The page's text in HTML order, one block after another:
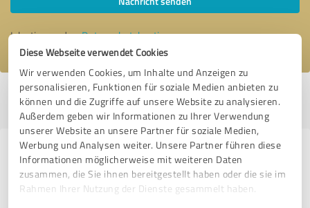
Diese Webseite verwendet Cookies
Wir verwenden Cookies, um Inhalte und Anzeigen zu
personalisieren, Funktionen für soziale Medien anbieten zu
können und die Zugriffe auf unsere Website zu analysieren.
Außerdem geben wir Informationen zu Ihrer Verwendung
unserer Website an unsere Partner für soziale Medien,
Werbung und Analysen weiter. Unsere Partner führen diese
Informationen möglicherweise mit weiteren Daten
zusammen, die Sie ihnen bereitgestellt haben oder die sie im
Rahmen Ihrer Nutzung der Dienste gesammelt haben.
Ich stimme denDatenschutzbestimmungenzu.
Profil aktiv seit 16.04.2023 | Letzte Aktualisierung: 14.01.2025
melden
Erfahrungen zu weiteren
Anbietern aus dem Bereich
Dienstleistungen